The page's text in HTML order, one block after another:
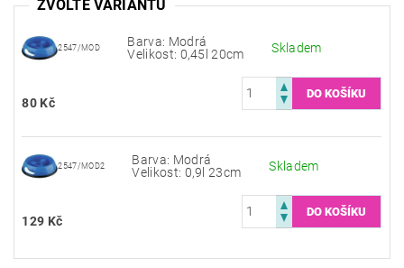
ZVOLTE VARIANTU
2547/MOD
Barva: Modrá
Velikost: 0,45l 20cm
Skladem
80 Kč
2547/MOD2
Barva: Modrá
Velikost: 0,9l 23cm
Skladem
129 Kč